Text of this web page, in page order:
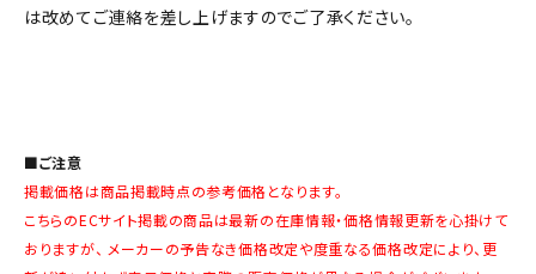
は改めてご連絡を差し上げますのでご了承ください。
■ご注意
掲載価格は商品掲載時点の参考価格となります。
こちらのECサイト掲載の商品は最新の在庫情報・価格情報更新を心掛けて
おりますが、 メーカーの予告なき価格改定や度重なる価格改定により、更